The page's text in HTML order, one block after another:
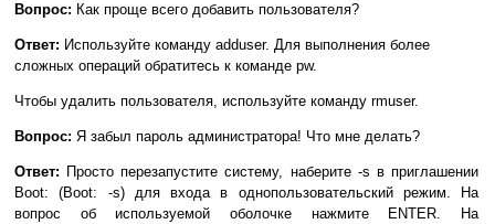
Вопрос: Как проще всего добавить пользователя?
Ответ: Используйте команду adduser. Для выполнения более
сложных операций обратитесь к команде pw.
Чтобы удалить пользователя, используйте команду rmuser.
Вопрос: Я забыл пароль администратора! Что мне делать?
Ответ: Просто перезапустите систему, наберите -s в приглашении
Boot: (Boot: -s) для входа в однопользовательский режим. На
вопрос об используемой оболочке нажмите ENTER. На